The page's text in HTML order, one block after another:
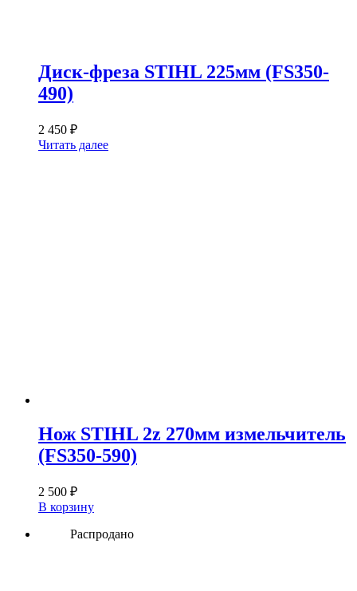
Диск-фреза STIHL 225мм (FS350-
490)
2 450 ₽
Читать далее
Нож STIHL 2z 270мм измельчитель
(FS350-590)
2 500 ₽
В корзину
Распродано